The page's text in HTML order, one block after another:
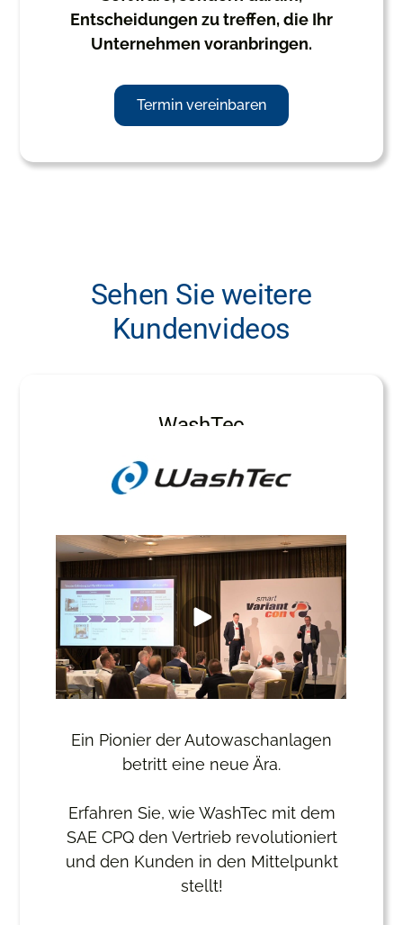
Entscheidungen zu treffen, die Ihr
Unternehmen voranbringen.
Termin vereinbaren
Sehen Sie weitere
Kundenvideos
WashTec
Ein Pionier der Autowaschanlagen
betritt eine neue Ära.
Erfahren Sie, wie WashTec mit dem
SAE CPQ den Vertrieb revolutioniert
und den Kunden in den Mittelpunkt
stellt!